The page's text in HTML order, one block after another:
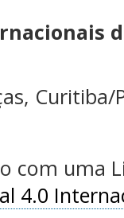
Curitiba/
com uma
4.0